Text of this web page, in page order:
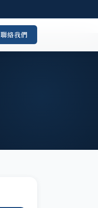
聯絡我們